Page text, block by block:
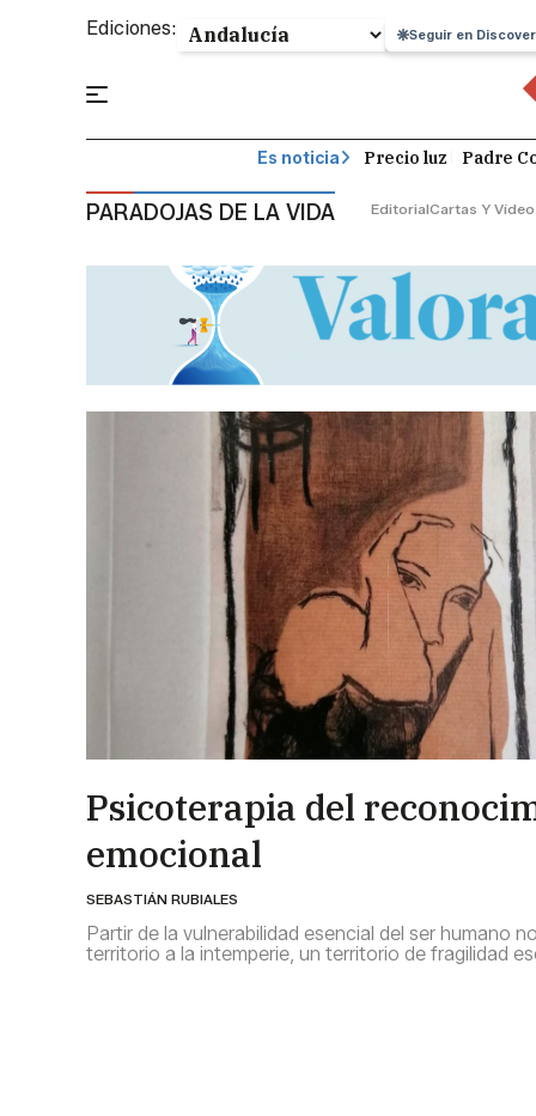
Ediciones: Seguir en Discover
Es noticia Precio luz Padre
PARADOJAS DE LA VIDA EditorialCartas Y
Psicoterapia del
emocional
SEBASTIÁN RUBIALES
Partir de la vulnerabilidad esencial del ser humano
territorio a la intemperie, un territorio de fragilidad